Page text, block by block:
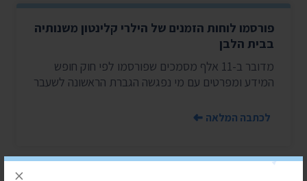
×
פורסמו לוחות הזמנים של הילרי קלינטון משנותיה
בבית הלבן
מדובר ב-11 אלף מסמכים שפורסמו לפי חוק חופש
המידע ומפרטים עם מי נפגשה הגברת הראשונה לשעבר
לכתבה המלאה